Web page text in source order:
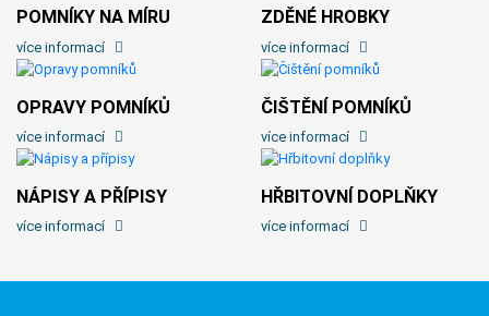
POMNÍKY NA MÍRU
více informací
ZDĚNÉ HROBKY
více informací
OPRAVY POMNÍKŮ
více informací
ČIŠTĚNÍ POMNÍKŮ
více informací
NÁPISY A PŘÍPISY
více informací
HŘBITOVNÍ DOPLŇKY
více informací